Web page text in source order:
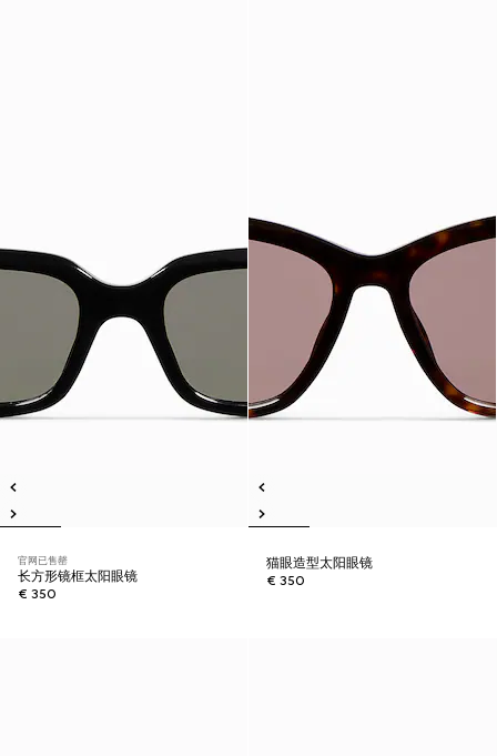
官网已售罄
长方形镜框太阳眼镜
€ 350
猫眼造型太阳眼镜
€ 350